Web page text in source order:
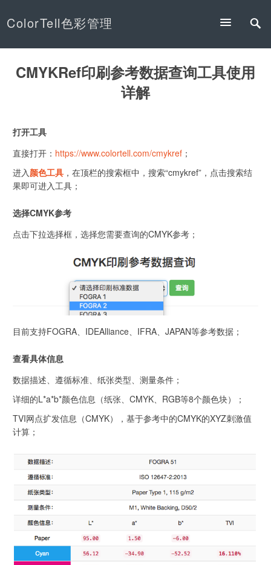
ColorTell色彩管理
CMYKRef印刷参考数据查询工具使用
详解
打开工具
直接打开： https://www.colortell.com/cmykref ；
进入颜色工具 ，在顶栏的搜索框中，搜索“cmykref”，点击搜索结
果即可进入工具；
选择CMYK参考
点击下拉选择框，选择您需要查询的CMYK参考；
目前支持FOGRA、IDEAlliance、IFRA、JAPAN等参考数据；
查看具体信息
数据描述、遵循标准、纸张类型、测量条件；
详细的L*a*b*颜色信息（纸张、CMYK、RGB等8个颜色块）；
TVI网点扩发信息（CMYK），基于参考中的CMYK的XYZ刺激值
计算；